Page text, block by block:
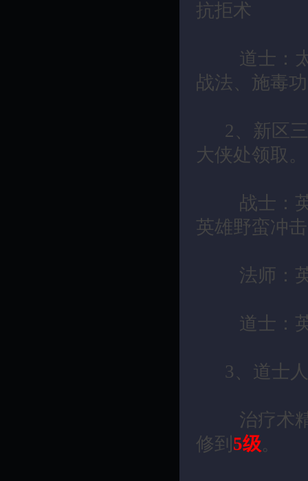
抗拒术
道士：太
战法、施毒
2、新区三
大侠处领取。
战士：英
英雄野蛮冲
法师：英
道士：英
3、道士人
治疗术精
修到 5级。